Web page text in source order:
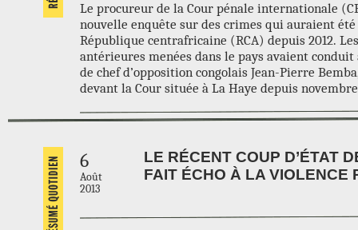
Le procureur de la Cour pénale internationale
nouvelle enquête sur des crimes qui auraient
République centrafricaine (RCA) depuis 2012.
antérieures menées dans le pays avaient
de chef d’opposition congolais Jean-Pierre
devant la Cour située à La Haye depuis
6
Août
2013
LE RÉCENT COUP D’ÉTAT
FAIT ÉCHO À LA VIOLENCE